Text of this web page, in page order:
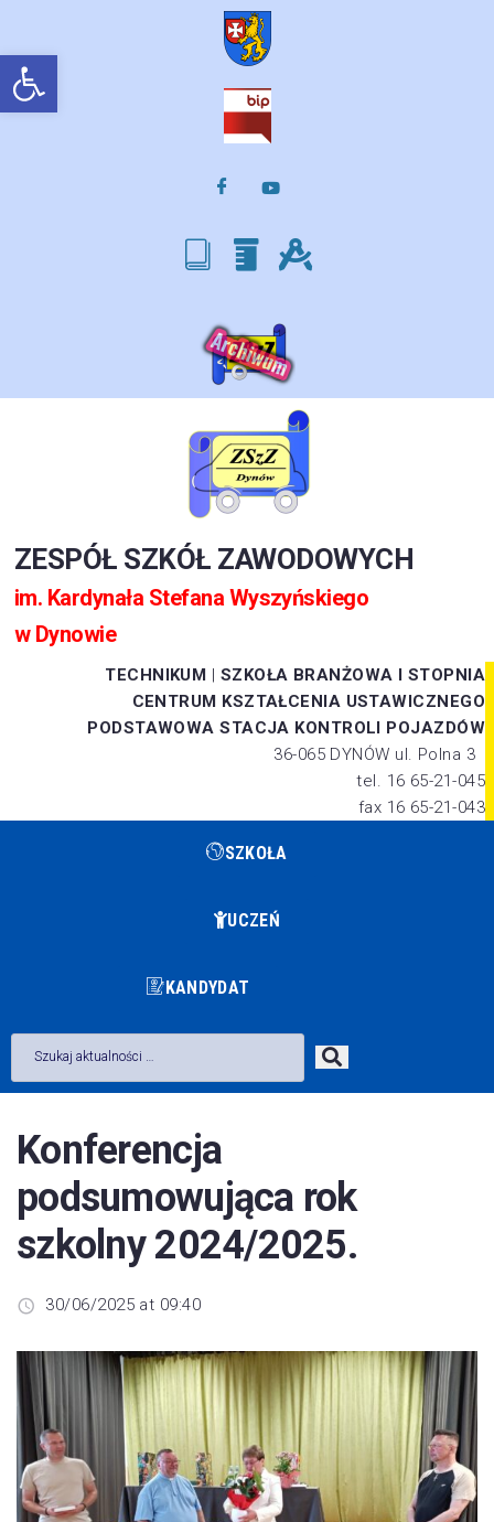
Otwórz pasek narzędzi
ZESPÓŁ SZKÓŁ ZAWODOWYCH
im. Kardynała Stefana Wyszyńskiego
w Dynowie
TECHNIKUM | SZKOŁA BRANŻOWA I STOPNIA
CENTRUM KSZTAŁCENIA USTAWICZNEGO
PODSTAWOWA STACJA KONTROLI POJAZDÓW
36-065 DYNÓW ul. Polna 3
tel. 16 65-21-045
fax 16 65-21-043
SZKOŁA
UCZEŃ
KANDYDAT
Konferencja
podsumowująca rok
szkolny 2024/2025.
30/06/2025 at 09:40